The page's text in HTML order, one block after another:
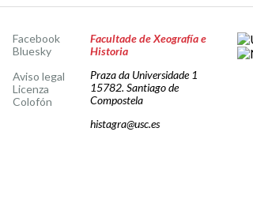
Facebook
Bluesky
Aviso legal
Licenza
Colofón
Facultade de Xeografía e
Historia
Praza da Universidade 1
15782. Santiago de
Compostela
histagra@usc.es